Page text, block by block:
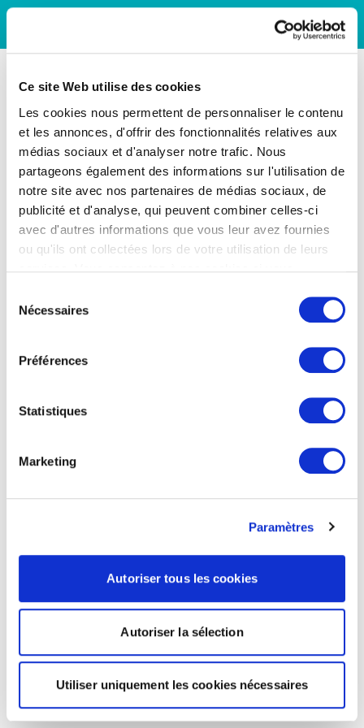
Ce site Web utilise des cookies
Les cookies nous permettent de personnaliser le contenu
et les annonces, d'offrir des fonctionnalités relatives aux
médias sociaux et d'analyser notre trafic. Nous
partageons également des informations sur l'utilisation de
notre site avec nos partenaires de médias sociaux, de
publicité et d'analyse, qui peuvent combiner celles-ci
avec d'autres informations que vous leur avez fournies
ou qu'ils ont collectées lors de votre utilisation de leurs
Nécessaires
Préférences
Statistiques
Marketing
Paramètres
Autoriser tous les cookies
Autoriser la sélection
Utiliser uniquement les cookies nécessaires